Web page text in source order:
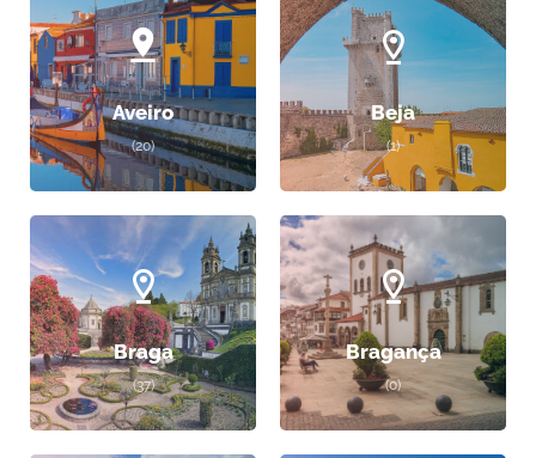
Aveiro
(20)
Beja
(1)
Braga
(37)
Bragança
(0)